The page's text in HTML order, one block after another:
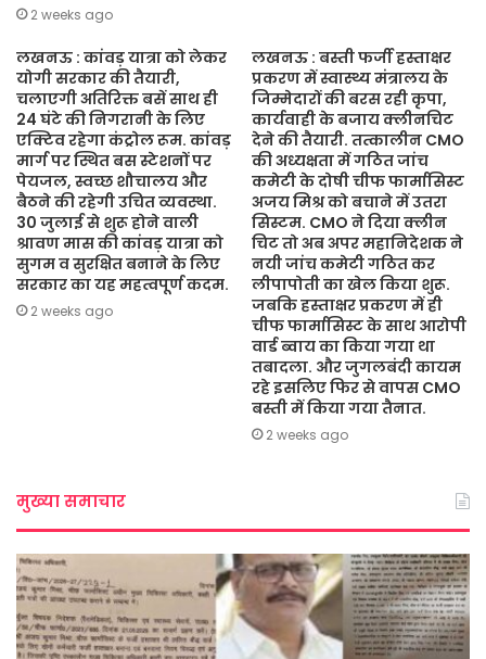
2 weeks ago
लखनऊ : कांवड़ यात्रा को लेकर
योगी सरकार की तैयारी,
चलाएगी अतिरिक्त बसें साथ ही
24 घंटे की निगरानी के लिए
एक्टिव रहेगा कंट्रोल रूम. कांवड़
मार्ग पर स्थित बस स्टेशनों पर
पेयजल, स्वच्छ शौचालय और
बैठने की रहेगी उचित व्यवस्था.
30 जुलाई से शुरू होने वाली
श्रावण मास की कांवड़ यात्रा को
सुगम व सुरक्षित बनाने के लिए
सरकार का यह महत्वपूर्ण कदम.
2 weeks ago
लखनऊ : बस्ती फर्जी हस्ताक्षर
प्रकरण में स्वास्थ्य मंत्रालय के
जिम्मेदारों की बरस रही कृपा,
कार्यवाही के बजाय क्लीनचिट
देने की तैयारी. तत्कालीन CMO
की अध्यक्षता में गठित जांच
कमेटी के दोषी चीफ फार्मासिस्ट
अजय मिश्र को बचाने में उतरा
सिस्टम. CMO ने दिया क्लीन
चिट तो अब अपर महानिदेशक ने
नयी जांच कमेटी गठित कर
लीपापोती का खेल किया शुरू.
जबकि हस्ताक्षर प्रकरण में ही
चीफ फार्मासिस्ट के साथ आरोपी
वार्ड ब्वाय का किया गया था
तबादला. और जुगलबंदी कायम
रहे इसलिए फिर से वापस CMO
बस्ती में किया गया तैनात.
2 weeks ago
मुख्या समाचार